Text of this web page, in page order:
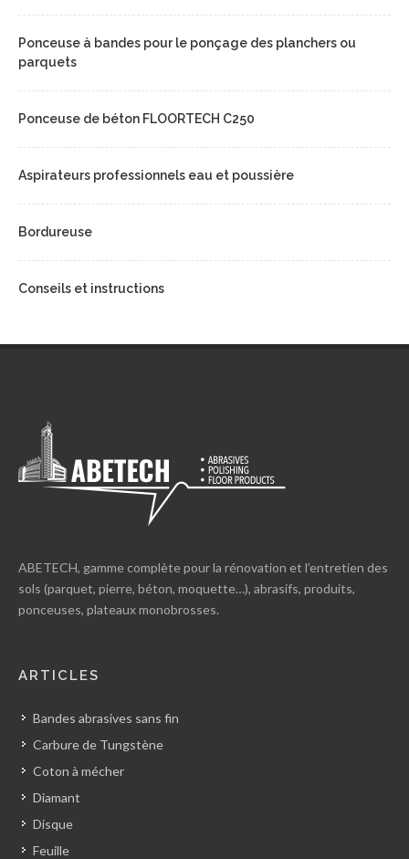
Ponceuse à bandes pour le ponçage des planchers ou
parquets
Ponceuse de béton FLOORTECH C250
Aspirateurs professionnels eau et poussière
Bordureuse
Conseils et instructions
ABETECH, gamme complète pour la rénovation et l’entretien des
sols (parquet, pierre, béton, moquette…), abrasifs, produits,
ponceuses, plateaux monobrosses.
ARTICLES
Bandes abrasives sans fin
Carbure de Tungstène
Coton à mécher
Diamant
Disque
Feuille